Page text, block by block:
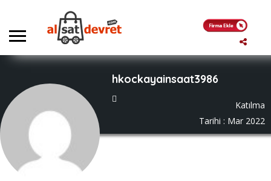
hkockayainsaat3986
Katılma
Tarihi : Mar 2022